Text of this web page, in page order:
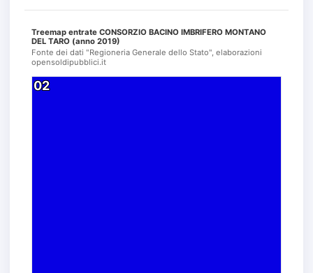
Treemap entrate CONSORZIO BACINO IMBRIFERO MONTANO
DEL TARO (anno 2019)
Fonte dei dati "Regioneria Generale dello Stato", elaborazioni
opensoldipubblici.it
02
02